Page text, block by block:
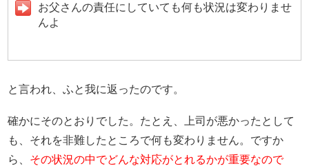
お父さんの責任にしていても何も状況は変わりませ
んよ
と言われ、ふと我に返ったのです。
確かにそのとおりでした。たとえ、上司が悪かったとして
も、それを非難したところで何も変わりません。ですか
ら、 その状況の中でどんな対応がとれるかが重要なので